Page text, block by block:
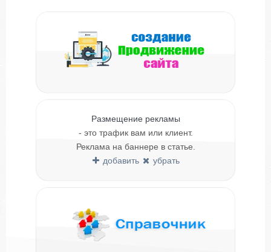
Размещение рекламы
- это трафик вам или клиент.
Реклама на баннере в статье.
добавить
убрать